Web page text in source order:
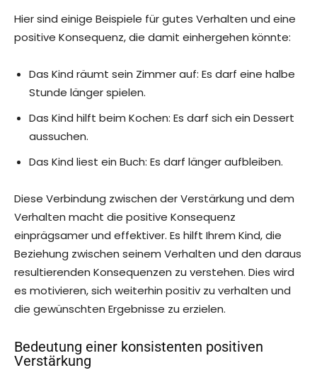
Hier sind einige Beispiele für gutes Verhalten und eine
positive Konsequenz, die damit einhergehen könnte:
Das Kind räumt sein Zimmer auf: Es darf eine halbe
Stunde länger spielen.
Das Kind hilft beim Kochen: Es darf sich ein Dessert
aussuchen.
Das Kind liest ein Buch: Es darf länger aufbleiben.
Diese Verbindung zwischen der Verstärkung und dem
Verhalten macht die positive Konsequenz
einprägsamer und effektiver. Es hilft Ihrem Kind, die
Beziehung zwischen seinem Verhalten und den daraus
resultierenden Konsequenzen zu verstehen. Dies wird
es motivieren, sich weiterhin positiv zu verhalten und
die gewünschten Ergebnisse zu erzielen.
Bedeutung einer konsistenten positiven
Verstärkung